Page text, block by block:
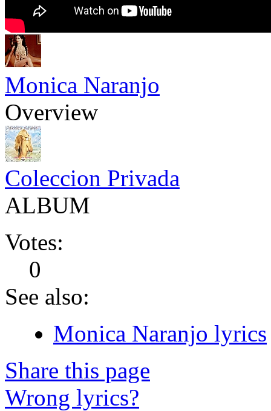
Monica Naranjo
Overview
Coleccion Privada
ALBUM
Votes:
0
See also:
Monica Naranjo lyrics
Share this page
Wrong lyrics?